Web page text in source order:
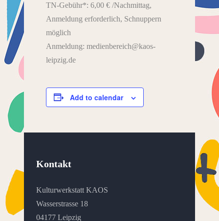
TN-Gebühr*: 6,00 € /Nachmittag,
Anmeldung erforderlich, Schnuppern
möglich
Anmeldung: medienbereich@kaos-
leipzig.de
Add to calendar
Kontakt
Kulturwerkstatt KAOS
Wasserstrasse 18
04177 Leipzig